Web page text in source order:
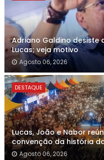
Adriano Galdino desiste
Lucas; veja motivo
Agosto 06, 2026
DESTAQUE
Lucas, João e Nabor
convenção da história
Agosto 06, 2026